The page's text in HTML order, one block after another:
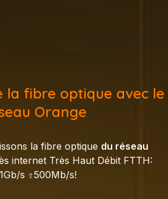
la fibre optique avec le
Orange
la fibre optique du réseau
internet Très Haut Débit FTTH:
s ⇧500Mb/s!